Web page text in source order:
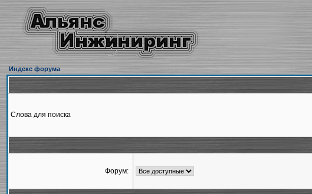
Индекс форума
Слова для поиска
Форум: